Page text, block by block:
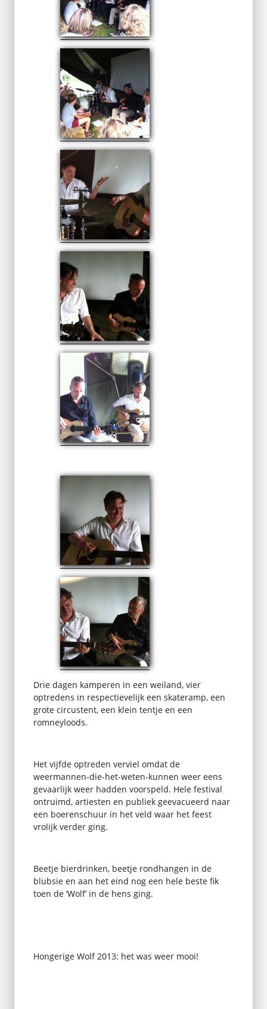
Drie dagen kamperen in een weiland, vier
optredens in respectievelijk een skateramp, een
grote circustent, een klein tentje en een
romneyloods.
Het vijfde optreden verviel omdat de
weermannen-die-het-weten-kunnen weer eens
gevaarlijk weer hadden voorspeld. Hele festival
ontruimd, artiesten en publiek geevacueerd naar
een boerenschuur in het veld waar het feest
vrolijk verder ging.
Beetje bierdrinken, beetje rondhangen in de
blubsie en aan het eind nog een hele beste fik
toen de ‘Wolf’ in de hens ging.
Hongerige Wolf 2013: het was weer mooi!